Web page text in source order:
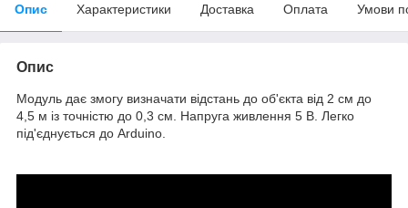
Опис Характеристики Доставка Оплата Умови
Опис
Модуль дає змогу визначати відстань до об'єкта від 2 см до
4,5 м із точністю до 0,3 см. Напруга живлення 5 В. Легко
під'єднується до Arduino.